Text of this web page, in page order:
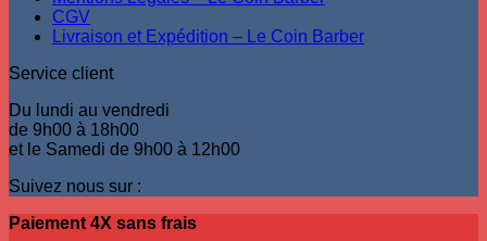
produit
CGV
Livraison et Expédition – Le Coin Barber
Service client
Du lundi au vendredi
de 9h00 à 18h00
et le Samedi de 9h00 à 12h00
Suivez nous sur :
Paiement 4X sans frais